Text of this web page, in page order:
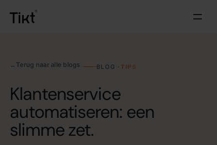
← Terug naar alle blogs BLOG · TIPS
Klantenservice
automatiseren: een
slimme zet.